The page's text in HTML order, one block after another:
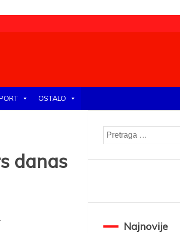
OSTALO
danas
Pretraga
za:
Najnovije